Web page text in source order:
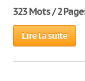
323 Mots / 2
Lire la suite